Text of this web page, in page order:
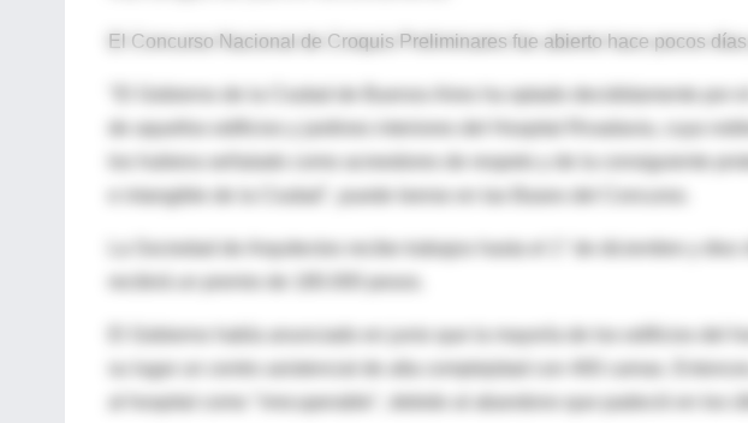
El Concurso Nacional de Croquis Preliminares fue abierto hace pocos
"El Gobierno de la Ciudad de Buenos Aires ha optado decididamente por
de aquellos edificios y jardines interiores del Hospital Rivadavia, cuya
los hubiera señalado como acreedores de respeto y de la consiguiente
e intangible de la Ciudad", puede leerse en las Bases del Concurso.
La Sociedad de Arquitectos recibe trabajos hasta el 1° de diciembre y
El Gobierno había anunciado en junio que la mayoría de los edificios del
su lugar un centro asistencial de alta complejidad con 400 camas.
al hospital como "irrecuperable", debido al abandono que padeció en los